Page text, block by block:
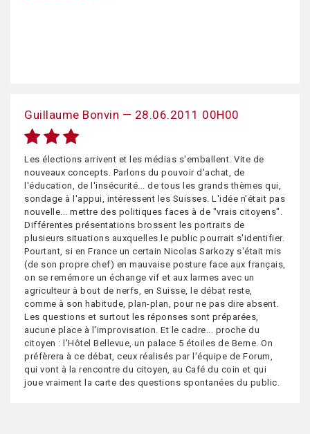
Guillaume Bonvin — 28.06.2011 00H00
Les élections arrivent et les médias s'emballent. Vite de
nouveaux concepts. Parlons du pouvoir d'achat, de
l'éducation, de l'insécurité... de tous les grands thèmes qui,
sondage à l'appui, intéressent les Suisses. L'idée n'était pas
nouvelle... mettre des politiques faces à de "vrais citoyens".
Différentes présentations brossent les portraits de
plusieurs situations auxquelles le public pourrait s'identifier.
Pourtant, si en France un certain Nicolas Sarkozy s'était mis
(de son propre chef) en mauvaise posture face aux français,
on se remémore un échange vif et aux larmes avec un
agriculteur à bout de nerfs, en Suisse, le débat reste,
comme à son habitude, plan-plan, pour ne pas dire absent.
Les questions et surtout les réponses sont préparées,
aucune place à l'improvisation. Et le cadre... proche du
citoyen : l'Hôtel Bellevue, un palace 5 étoiles de Berne. On
préfèrera à ce débat, ceux réalisés par l'équipe de Forum,
qui vont à la rencontre du citoyen, au Café du coin et qui
joue vraiment la carte des questions spontanées du public.